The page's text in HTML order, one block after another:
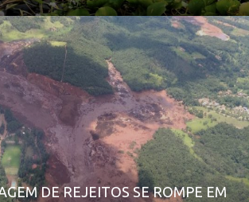
DE REJEITOS SE ROMPE EM